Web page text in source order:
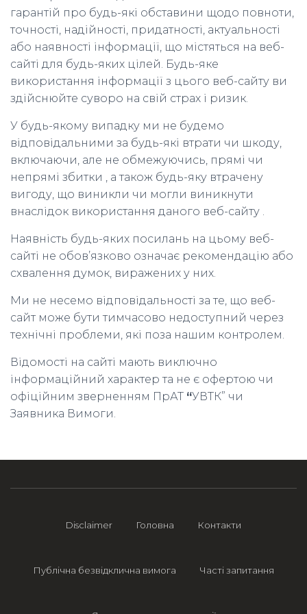
гарантій про будь-які обставини щодо повноти,
точності, надійності, придатності, актуальності
або наявності інформації, що містяться на веб-
сайті для будь-яких цілей. Будь-яке
використання інформації з цього веб-сайту ви
здійснюйте суворо на свій страх і ризик.
У будь-якому випадку ми не будемо
відповідальними за будь-які втрати чи шкоду,
включаючи, але не обмежуючись, прямі чи
непрямі збитки , а також будь-яку втрачену
вигоду, що виникли чи могли виникнути
внаслідок використання даного веб-сайту .
Наявність будь-яких посилань на цьому веб-
сайті не обов’язково означає рекомендацію або
схвалення думок, виражених у них.
Ми не несемо відповідальності за те, що веб-
сайт може бути тимчасово недоступний через
технічні проблеми, які поза нашим контролем.
Відомості на сайті мають виключно
інформаційний характер та не є офертою чи
офіційним зверненням ПрАТ “УВТК” чи
Заявника Вимоги.
Disclaimer Головна Контакти
Публічна безвідклична вимога Часті запитання